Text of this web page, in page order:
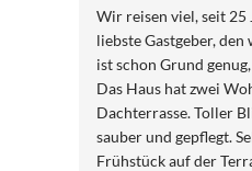
Wir reisen viel, seit 25
liebste Gastgeber,
ist schon Grund
Das Haus hat zwei
Dachterrasse. Toller
sauber und gepflegt.
Frühstück auf der